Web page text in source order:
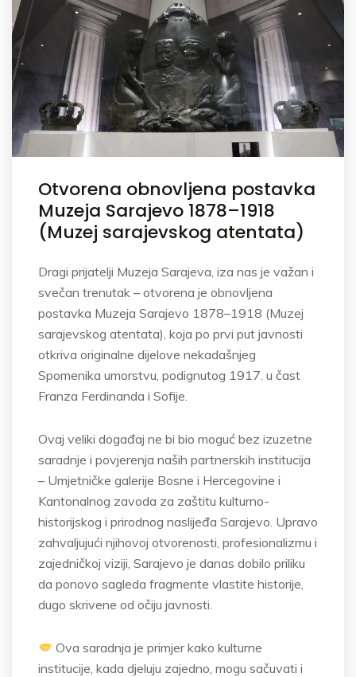
Otvorena obnovljena postavka
Muzeja Sarajevo 1878–1918
(Muzej sarajevskog atentata)
Dragi prijatelji Muzeja Sarajeva, iza nas je važan i
svečan trenutak – otvorena je obnovljena
postavka Muzeja Sarajevo 1878–1918 (Muzej
sarajevskog atentata), koja po prvi put javnosti
otkriva originalne dijelove nekadašnjeg
Spomenika umorstvu, podignutog 1917. u čast
Franza Ferdinanda i Sofije.
Ovaj veliki događaj ne bi bio moguć bez izuzetne
saradnje i povjerenja naših partnerskih institucija
– Umjetničke galerije Bosne i Hercegovine i
Kantonalnog zavoda za zaštitu kulturno-
historijskog i prirodnog naslijeđa Sarajevo. Upravo
zahvaljujući njihovoj otvorenosti, profesionalizmu i
zajedničkoj viziji, Sarajevo je danas dobilo priliku
da ponovo sagleda fragmente vlastite historije,
dugo skrivene od očiju javnosti.
Ova saradnja je primjer kako kulturne
institucije, kada djeluju zajedno, mogu sačuvati i